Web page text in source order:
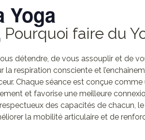
Yoga
Pourquoi faire du
détendre, de vous assouplir et de
la respiration consciente et
Chaque séance est conçue
et favorise une meilleure
des capacités de chacun,
la mobilité articulaire et de